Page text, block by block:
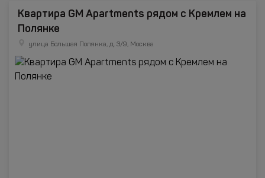
Квартира GM Apartments рядом с Кремлем на
Полянке
улица Большая Полянка, д. 3/9, Москва